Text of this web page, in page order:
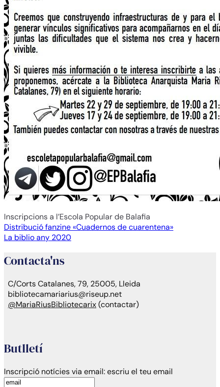
Inscripcions a l’Escola Popular de Balafia
Navegación
de
entradas
Distribució fanzine «Cuadernos de cuarentena»
La biblio any 2020
Contacta'ns
C/Corts Catalanes, 79, 25005, Lleida
bibliotecamariarius@riseup.net
@MariaRiusBibliotecarix(contactar)
Butlletí
Inscripció notícies via email:escriu el teu email